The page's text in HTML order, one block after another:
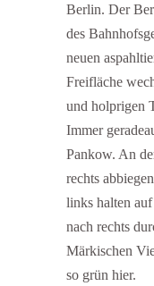
Berlin. Der
des
neuen
Freifläche
und holprigen
Immer
Pankow. An
rechts
links halten
nach rechts
Märkischen
so grün hier.